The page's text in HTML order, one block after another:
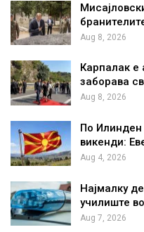
Aug 8, 2026
Карпалак е
заборава
Aug 8, 2026
По Илинден
викенди:
Aug 4, 2026
Најмалку
училиште
Aug 7, 2026